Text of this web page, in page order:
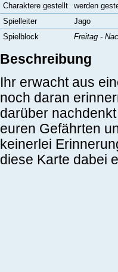
Charaktere gestellt
werden
Spielleiter
Jago
Spielblock
Freitag -
Beschreibung
Ihr erwacht aus
noch daran
darüber
euren Gefährten
keinerlei
diese Karte dabei